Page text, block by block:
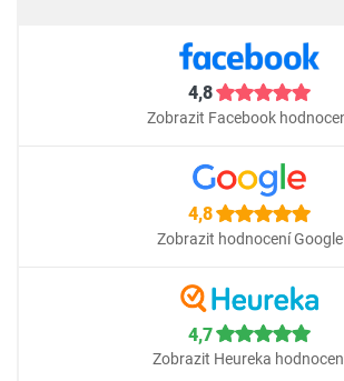
4,8
Zobrazit Facebook
4,8
Zobrazit hodnocení Google
4,7
Zobrazit Heureka